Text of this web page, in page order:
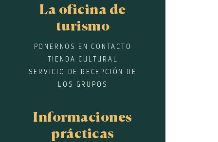
La oficina de
turismo
PONERNOS EN CONTACTO
TIENDA CULTURAL
SERVICIO DE RECEPCIÓN DE
LOS GRUPOS
Informaciones
prácticas